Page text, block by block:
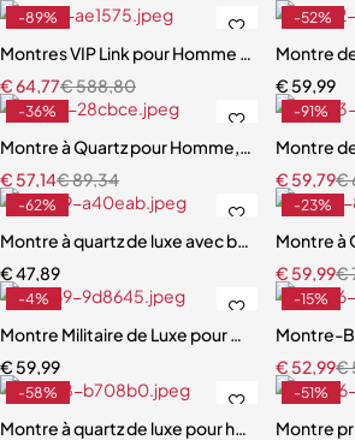
-89%
Montres VIP Link pour Homme et Femme
€588,80
€64,77
-52%
Montre
€ 59,99
-36%
Montre à Quartz pour Homme, Volant Gravé
€89,34
€ 57,14
-91%
Montre
€
€ 59,79
-62%
Montre à quartz de luxe avec bracelet en
€47,89
-23%
Montre à
€
€ 59,99
-4%
Montre Militaire de Luxe pour Homme
€ 59,99
-15%
Montre-
€
€ 52,99
-58%
Montre à quartz de luxe pour homme,
-51%
Montre